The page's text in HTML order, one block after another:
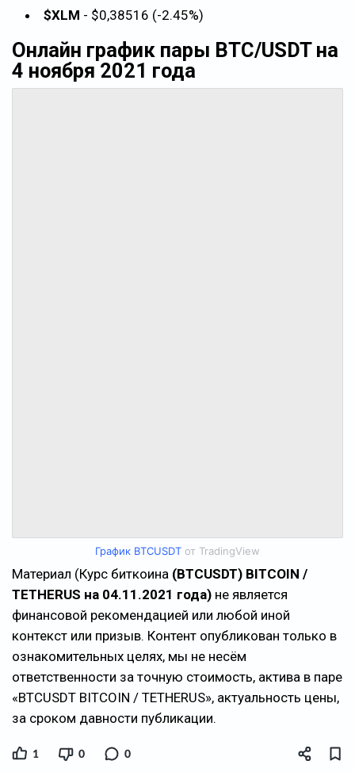
$XLM - $0,38516 (-2.45%)
Онлайн график пары BTC/USDT на
4 ноября 2021 года
График BTCUSDT от TradingView
Материал (Курс биткоина (BTCUSDT) BITCOIN /
TETHERUS на 04.11.2021 года) не является
финансовой рекомендацией или любой иной
контекст или призыв. Контент опубликован только в
ознакомительных целях, мы не несём
ответственности за точную стоимость, актива в паре
«BTCUSDT BITCOIN / TETHERUS», актуальность цены,
за сроком давности публикации.
1 0 0